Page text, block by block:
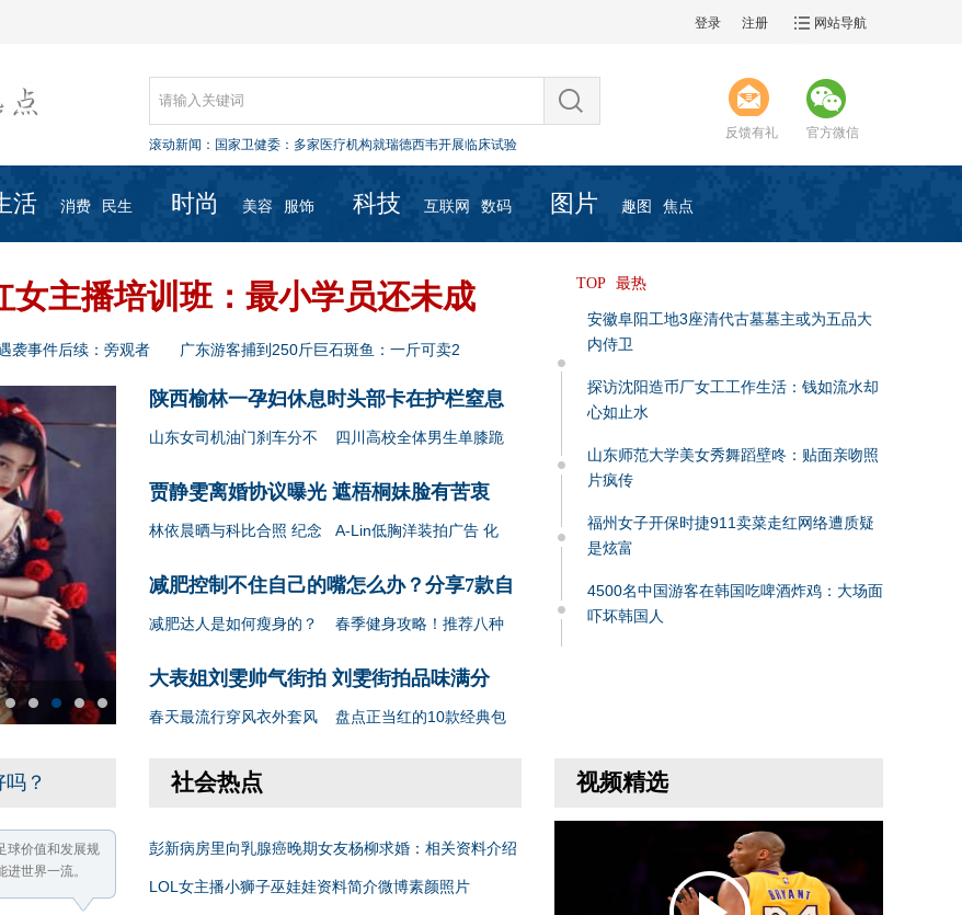
登录 注册 网站导航
滚动新闻：
国家卫健委：多家医疗机构就瑞德西韦开展临床试验
卫健委专家：无症状病例传染性较弱，不必过分担心
民政部：新冠肺炎患者遗体火化前不可进行遗容瞻仰等活动
中国排协宣布：国内排球赛事及集训活动延期举办
卫健委专家：无症状病例传染性较弱，不必过分担心
多伦多“武汉面馆”：有人问是否卖蝙蝠汤 有人打气加油
中国排协宣布：国内排球赛事及集训活动延期举办
反馈有礼 官方微信
活 消费 民生 时尚 美容 服饰 科技 互联网 数码 图片 趣图 焦点
女主播培训班：最小学员还未成
袭事件后续：旁观者 广东游客捕到250斤巨石斑鱼：一斤可卖2
3 6 7
陕西榆林一孕妇休息时头部卡在护栏窒息
山东女司机油门刹车分不 四川高校全体男生单膝跪
贾静雯离婚协议曝光 遮梧桐妹脸有苦衷
林依晨晒与科比合照 纪念 A-Lin低胸洋装拍广告 化
减肥控制不住自己的嘴怎么办？分享7款自
减肥达人是如何瘦身的？ 春季健身攻略！推荐八种
大表姐刘雯帅气街拍 刘雯街拍品味满分
春天最流行穿风衣外套风 盘点正当红的10款经典包
TOP 最热
安徽阜阳工地3座清代古墓墓主或为五品大
内侍卫
探访沈阳造币厂女工工作生活：钱如流水却
心如止水
山东师范大学美女秀舞蹈壁咚：贴面亲吻照
片疯传
福州女子开保时捷911卖菜走红网络遭质疑
是炫富
4500名中国游客在韩国吃啤酒炸鸡：大场面
吓坏韩国人
？
球价值和发展规
世界一流。
社会热点
彭新病房里向乳腺癌晚期女友杨柳求婚：相关资料介绍
LOL女主播小狮子巫娃娃资料简介微博素颜照片
视频精选